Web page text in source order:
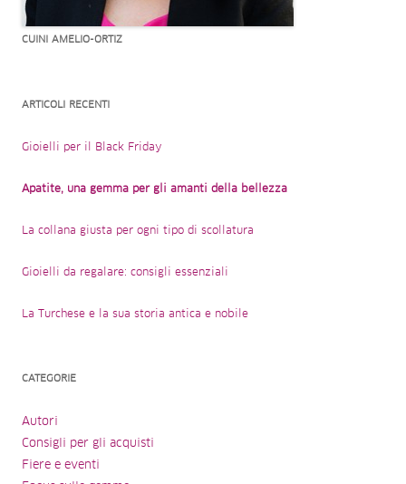
CUINI AMELIO-ORTIZ
ARTICOLI RECENTI
Gioielli per il Black Friday
Apatite, una gemma per gli amanti della bellezza
La collana giusta per ogni tipo di scollatura
Gioielli da regalare: consigli essenziali
La Turchese e la sua storia antica e nobile
CATEGORIE
Autori
Consigli per gli acquisti
Fiere e eventi